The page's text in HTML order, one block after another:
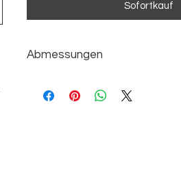
Sofortkauf
Abmessungen
Einzelteile